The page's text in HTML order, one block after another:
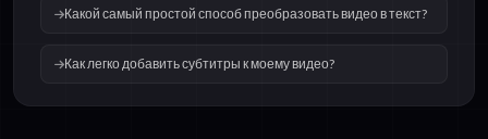
Какой самый простой способ преобразовать видео в текст?
Как легко добавить субтитры к моему видео?